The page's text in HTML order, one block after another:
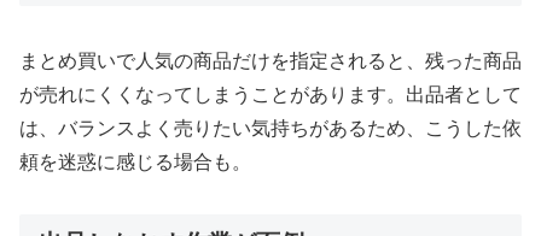
まとめ買いで人気の商品だけを指定されると、残った商品
が売れにくくなってしまうことがあります。出品者として
は、バランスよく売りたい気持ちがあるため、こうした依
頼を迷惑に感じる場合も。